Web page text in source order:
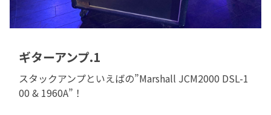
ギターアンプ.1
スタックアンプといえばの”Marshall JCM2000 DSL-1
00 & 1960A”！